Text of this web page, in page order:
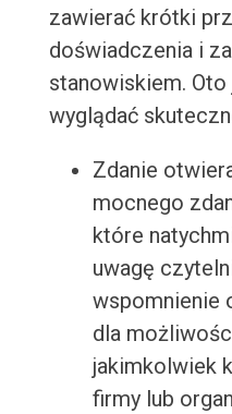
zawierać krótki
doświadczenia i
stanowiskiem.
wyglądać
Zdanie
mocnego
które
uwagę
wspomnienie
dla
jakimkolwiek
firmy lub